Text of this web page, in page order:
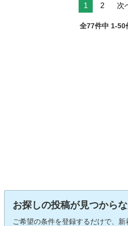
1 2 次
全77件中 1-50
お探しの投稿が見つから
ご希望の条件を登録するだけで、